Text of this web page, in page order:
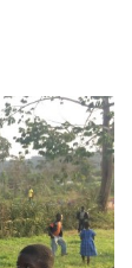
تواصل
معنا
Help
سياسة
الإسترجاع